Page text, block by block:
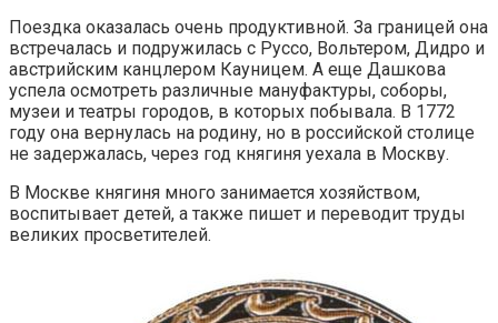
Поездка оказалась очень продуктивной. За границей она
встречалась и подружилась с Руссо, Вольтером, Дидро и
австрийским канцлером Кауницем. А еще Дашкова
успела осмотреть различные мануфактуры, соборы,
музеи и театры городов, в которых побывала. В 1772
году она вернулась на родину, но в российской столице
не задержалась, через год княгиня уехала в Москву.
В Москве княгиня много занимается хозяйством,
воспитывает детей, а также пишет и переводит труды
великих просветителей.